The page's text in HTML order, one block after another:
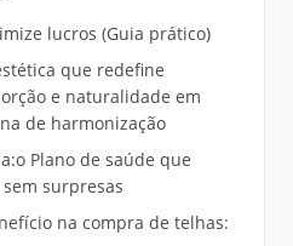
lucros (Guia prático)
que redefine
e naturalidade em
de harmonização
Plano de saúde que
surpresas
na compra de telhas: